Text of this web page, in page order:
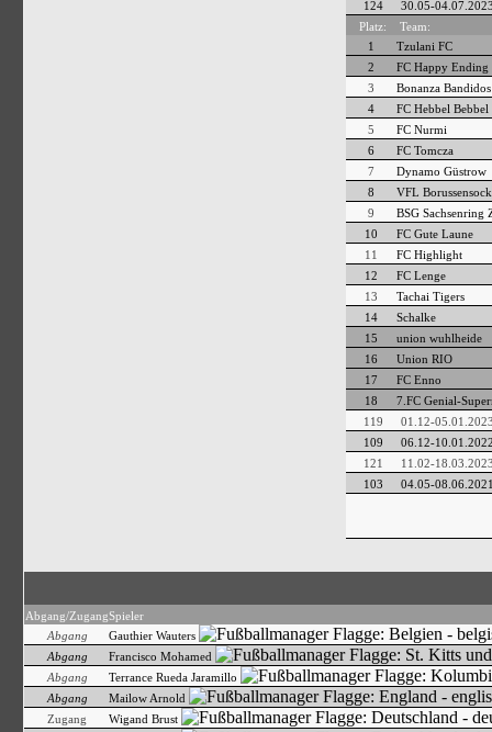
124
30.05-
Platz:
Team:
1
Tzulani FC
2
FC Happy Ending
3
Bonanza Bandidos
4
FC Hebbel Bebbel
5
FC Nurmi
6
FC Tomcza
7
Dynamo Güstrow
8
VFL
9
BSG Sachsenring
10
FC Gute Laune
11
FC Highlight
12
FC Lenge
13
Tachai Tigers
14
Schalke
15
union wuhlheide
16
Union RIO
17
FC Enno
18
7.FC Genial-
119
01.12-
109
06.12-
121
11.02-
103
04.05-
Abgang/ZugangSpieler
Abgang
Gauthier Wauters
Abgang
Francisco Mohamed
Abgang
Terrance Rueda Jaramillo
Abgang
Mailow Arnold
Zugang
Wigand Brust